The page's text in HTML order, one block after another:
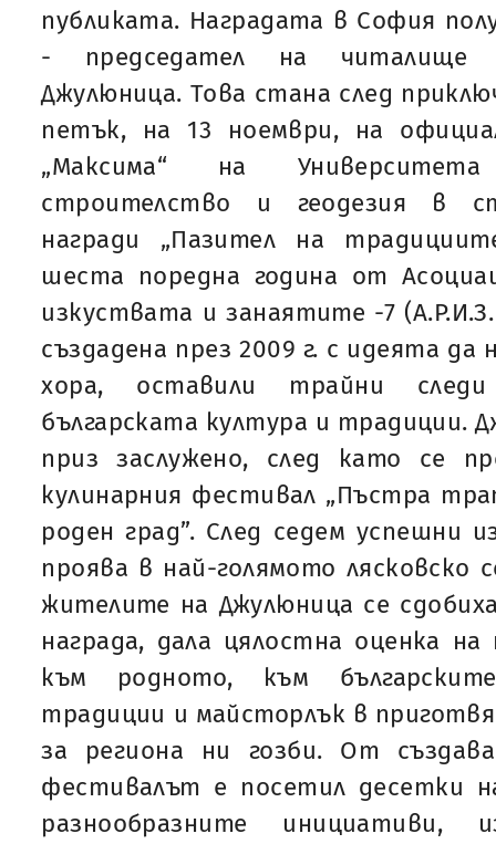
публиката. Наградата в София
- председател на читалище
Джулюница. Това стана след
петък, на 13 ноември, на
„Максима“ на
строителство и геодезия в
награди „Пазител на
шеста поредна година от
изкуствата и занаятите -7
създадена през 2009 г. с идеята
хора, оставили трайни
българската култура и традиции.
приз заслужено, след като се
кулинарния фестивал „Пъстра
роден град”. След седем успешни
проява в най-голямото лясковско
жителите на Джулюница се
награда, дала цялостна оценка
към родното, към
традиции и майсторлък в
за региона ни гозби. От
фестивалът е посетил десетки
разнообразните инициативи,